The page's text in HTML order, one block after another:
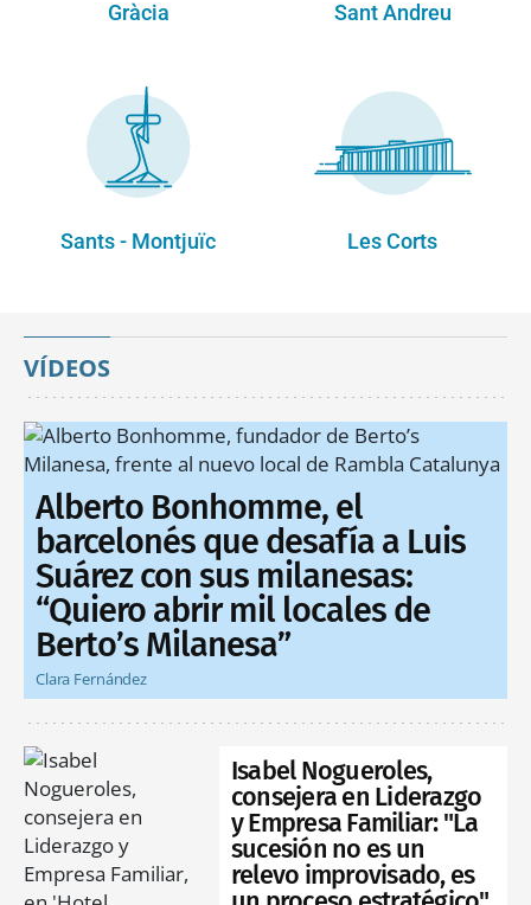
Gràcia Sant Andreu
Sants - Montjuïc Les Corts
VÍDEOS
Alberto Bonhomme, el
barcelonés que desafía a Luis
Suárez con sus milanesas:
“Quiero abrir mil locales de
Berto’s Milanesa”
Clara Fernández
Isabel Nogueroles,
consejera en Liderazgo
y Empresa Familiar: "La
sucesión no es un
relevo improvisado, es